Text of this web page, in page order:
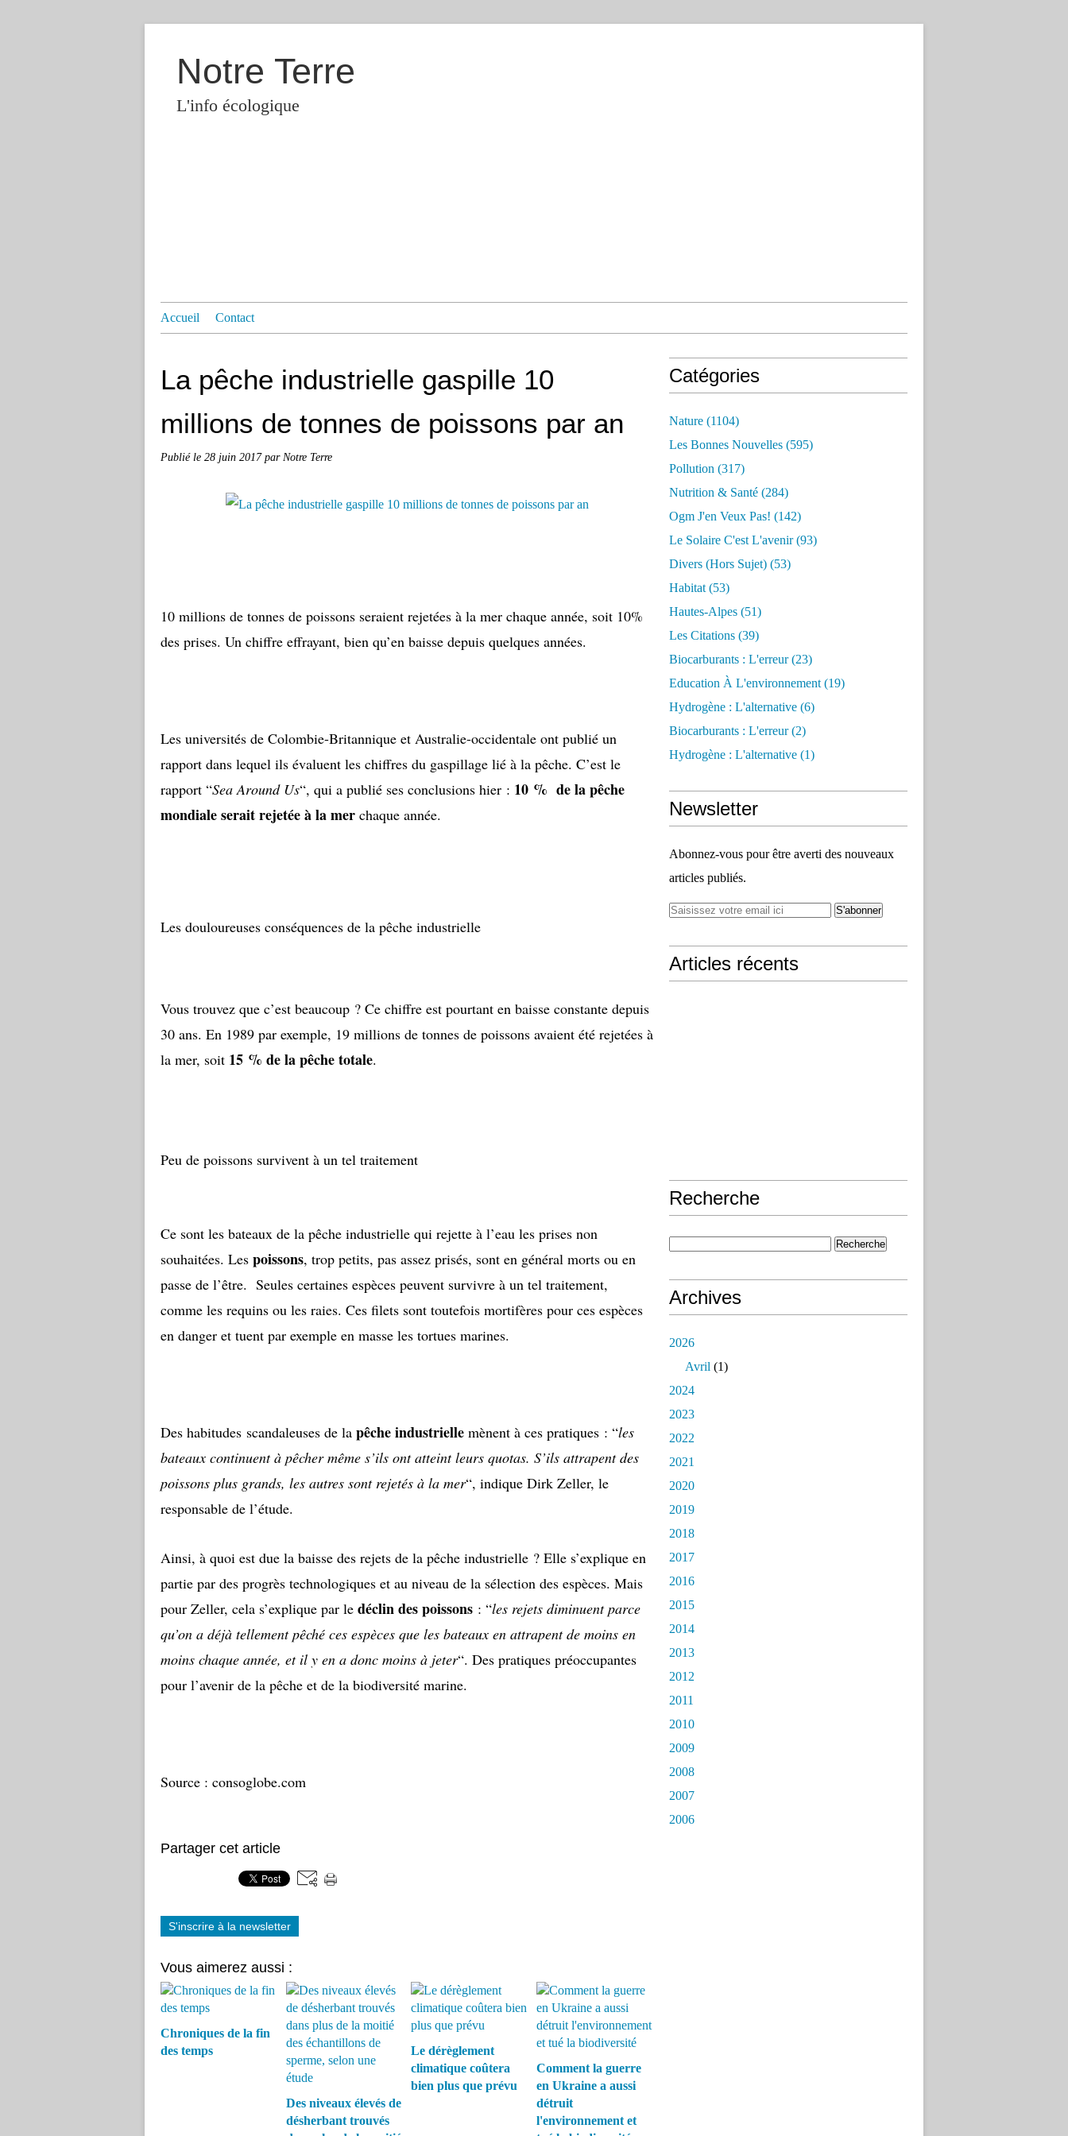
Notre Terre
L'info écologique
Accueil Contact
La pêche industrielle gaspille 10
millions de tonnes de poissons par an
Publié le 28 juin 2017par Notre Terre
10 millions de tonnes de poissons seraient rejetées à la mer chaque année, soit 10%
des prises. Un chiffre effrayant, bien qu’en baisse depuis quelques années.
Les universités de Colombie-Britannique et Australie-occidentale ont publié un
rapport dans lequel ils évaluent les chiffres du gaspillage lié à la pêche. C’est le
rapport “Sea Around Us“, qui a publié ses conclusions hier : 10 % de la pêche
mondiale serait rejetée à la mer chaque année.
Les douloureuses conséquences de la pêche industrielle
Vous trouvez que c’est beaucoup ? Ce chiffre est pourtant en baisse constante depuis
30 ans. En 1989 par exemple, 19 millions de tonnes de poissons avaient été rejetées à
la mer, soit 15 % de la pêche totale.
Peu de poissons survivent à un tel traitement
Ce sont les bateaux de la pêche industrielle qui rejette à l’eau les prises non
souhaitées. Les poissons, trop petits, pas assez prisés, sont en général morts ou en
passe de l’être. Seules certaines espèces peuvent survivre à un tel traitement,
comme les requins ou les raies. Ces filets sont toutefois mortifères pour ces espèces
en danger et tuent par exemple en masse les tortues marines.
Des habitudes scandaleuses de la pêche industrielle mènent à ces pratiques : “les
bateaux continuent à pêcher même s’ils ont atteint leurs quotas. S’ils attrapent des
poissons plus grands, les autres sont rejetés à la mer“, indique Dirk Zeller, le
responsable de l’étude.
Ainsi, à quoi est due la baisse des rejets de la pêche industrielle ? Elle s’explique en
partie par des progrès technologiques et au niveau de la sélection des espèces. Mais
pour Zeller, cela s’explique par le déclin des poissons : “les rejets diminuent parce
qu’on a déjà tellement pêché ces espèces que les bateaux en attrapent de moins en
moins chaque année, et il y en a donc moins à jeter“. Des pratiques préoccupantes
pour l’avenir de la pêche et de la biodiversité marine.
Source : consoglobe.com
Partager cet article
S'inscrire à la newsletter
Vous aimerez aussi :
Chroniques de la fin
des temps
Des niveaux élevés de
désherbant trouvés
Le dérèglement
climatique coûtera
bien plus que prévu
Comment la guerre
en Ukraine a aussi
détruit
l'environnement et
Catégories
Nature (1104)
Les Bonnes Nouvelles (595)
Pollution (317)
Nutrition & Santé (284)
Ogm J'en Veux Pas! (142)
Le Solaire C'est L'avenir(93)
Divers (hors Sujet) (53)
Habitat (53)
Hautes-Alpes (51)
Les Citations (39)
Biocarburants : L'erreur(23)
Education À L'environnement (19)
Hydrogène : L'alternative (6)
Biocarburants : L'erreur(2)
Hydrogène : L'alternative (1)
Newsletter
Abonnez-vous pour être averti des nouveaux
articles publiés.
Articles récents
Recherche
Archives
2026
Avril (1)
2024
2023
2022
2021
2020
2019
2018
2017
2016
2015
2014
2013
2012
2011
2010
2009
2008
2007
2006